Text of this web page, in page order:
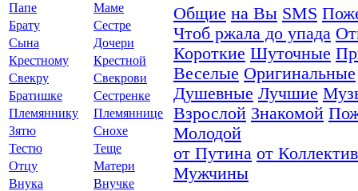
Папе
Маме
Брату
Сестре
Сына
Дочери
Крестному
Крестной
Свекру
Свекрови
Братишке
Сестренке
Племяннику
Племяннице
Зятю
Снохе
Тестю
Теще
Отцу
Матери
Внука
Внучке
Общие на Вы SMS
Чтоб ржала до упада
Короткие Шуточные
Веселые Оригинальные
Душевные Лучшие
Взрослой Знакомой
Молодой
от Путина от
Мужчины